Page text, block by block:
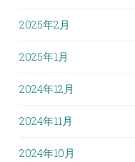
2025年2月
2025年1月
2024年12月
2024年11月
2024年10月